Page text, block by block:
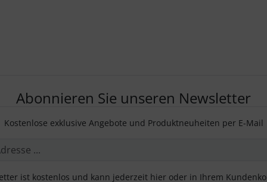
Abonnieren Sie unseren Newsletter
Kostenlose exklusive Angebote und Produktneuheiten per E-Mail
ist kostenlos und kann jederzeit hier oder in Ihrem